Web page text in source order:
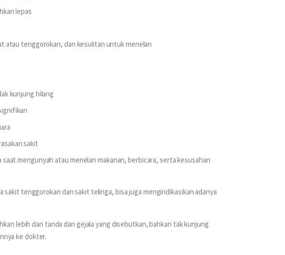
lepas
atau tenggorokan, dan kesulitan untuk menelan
kunjung hilang
sakit
mengunyah atau menelan makanan, berbicara, serta kesusahan
sakit tenggorokan dan sakit telinga, bisa juga mengindikasikan adanya
lebih dari tanda dan gejala yang disebutkan, bahkan tak kunjung
ke dokter.